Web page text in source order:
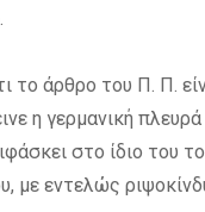
το άρθρο του Π. Π.
η γερμανική
στο ίδιο του
με εντελώς